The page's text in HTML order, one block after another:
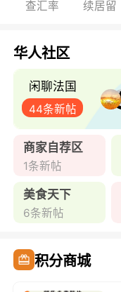
查汇率 续居留
华人社区
闲聊法国
44条新帖
商家自荐区
1条新帖
美食天下
6条新帖
积分商城